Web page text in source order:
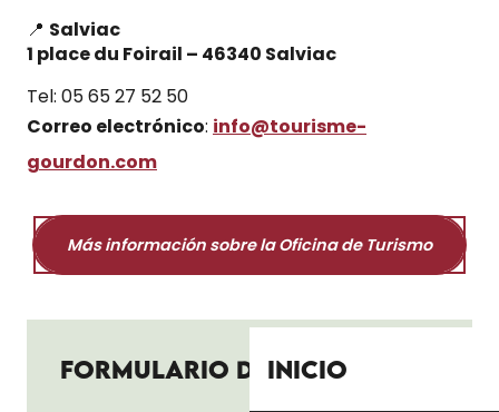
Inicio
📍 Salviac
1 place du Foirail – 46340 Salviac
Tel: 05 65 27 52 50
Correo electrónico: info@tourisme-
gourdon.com
Más información sobre la Oficina de Turismo
FORMULARIO DE CONTACTO